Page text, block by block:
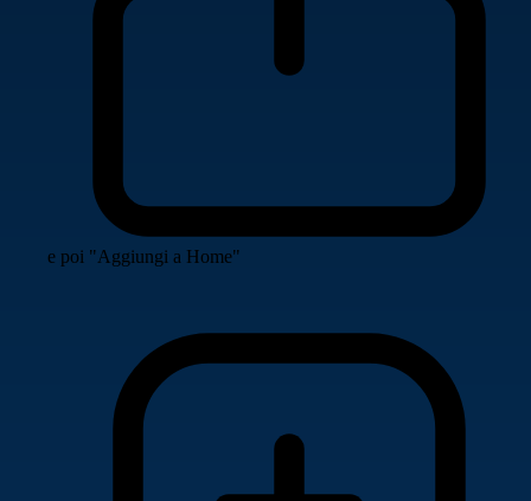
e poi "Aggiungi a Home"